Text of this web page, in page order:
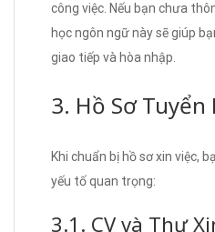
công việc. Nếu bạn chưa
học ngôn ngữ này sẽ giúp
giao tiếp và hòa nhập.
3. Hồ Sơ Tuyển
Khi chuẩn bị hồ sơ xin việc,
yếu tố quan trọng:
3.1. CV và Thư